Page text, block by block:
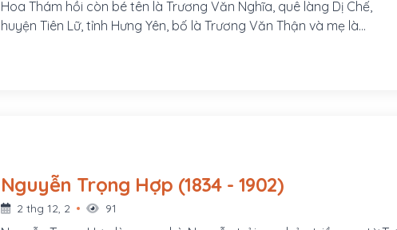
Hoa Thám hồi còn bé tên là Trương Văn Nghĩa, quê làng Dị Chế,
huyện Tiên Lữ, tỉnh Hưng Yên, bố là Trương Văn Thận và mẹ là
Nguyễn Trọng Hợp (1834 - 1902)
2 thg 12, 2 91